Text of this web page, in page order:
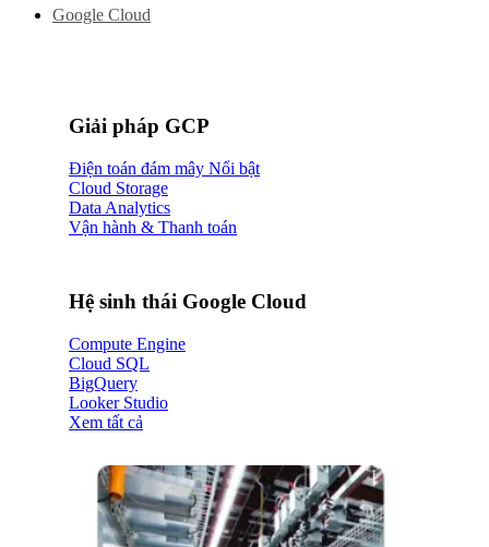
Google Cloud
Giải pháp GCP
Điện toán đám mây
Cloud Storage
Data Analytics
Vận hành & Thanh toán
Hệ sinh thái Google Cloud
Compute Engine
Cloud SQL
BigQuery
Looker Studio
Xem tất cả